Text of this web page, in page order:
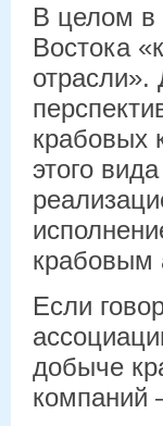
В целом в
Востока
крабовых
этого
крабовым
Если
добыче
компаний